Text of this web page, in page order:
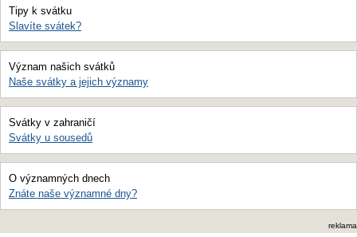
Tipy k svátku
Slavíte svátek?
Význam našich svátků
Naše svátky a jejich významy
Svátky v zahraničí
Svátky u sousedů
O významných dnech
Znáte naše významné dny?
reklama